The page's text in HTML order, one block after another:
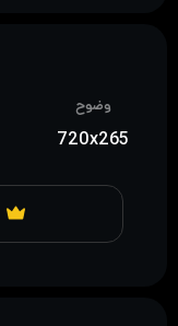
وضوح
720x265